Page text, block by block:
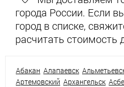
города России. Если
город в списке,
расчитать стоимость
Абакан Алапаевск
Артемовский Архангельск